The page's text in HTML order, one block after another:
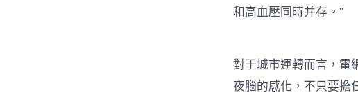
和高血壓同時并存。”
對于城市運轉而言，電
夜腦的感化，不只要擔